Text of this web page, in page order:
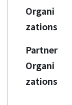
Organi
zations
Partner
Organi
zations